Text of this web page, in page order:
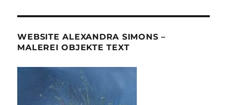
WEBSITE ALEXANDRA SIMONS –
MALEREI OBJEKTE TEXT